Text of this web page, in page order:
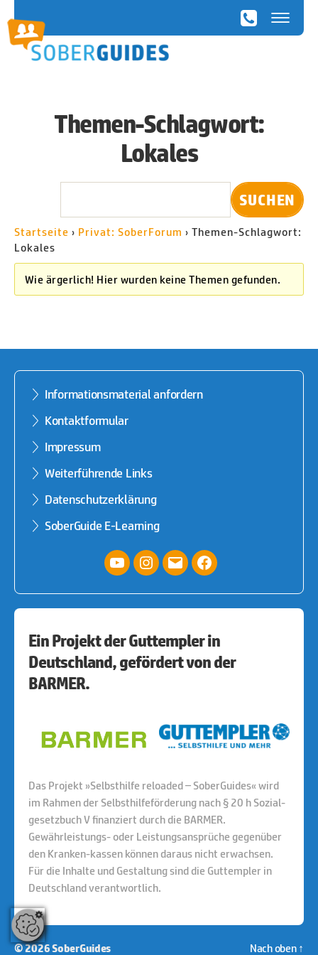
Themen-Schlagwort:
Lokales
Startseite › Privat: SoberForum › Themen-Schlagwort:
Lokales
Wie ärgerlich! Hier wurden keine Themen gefunden.
Informationsmaterial anfordern
Kontaktformular
Impressum
Weiterführende Links
Datenschutzerklärung
SoberGuide E-Learning
YouTubeInstagram
E-
Mail
facebook
Ein Projekt der Guttempler in
Deutschland, gefördert von der
BARMER.
Das Projekt »Selbsthilfe reloaded – SoberGuides« wird
im Rahmen der Selbsthilfeförderung nach § 20 h Sozial-
gesetzbuch V finanziert durch die BARMER.
Gewährleistungs- oder Leistungsansprüche gegenüber
den Kranken-kassen können daraus nicht erwachsen.
Für die Inhalte und Gestaltung sind die Guttempler in
Deutschland verantwortlich.
© 2026SoberGuides Nach oben↑